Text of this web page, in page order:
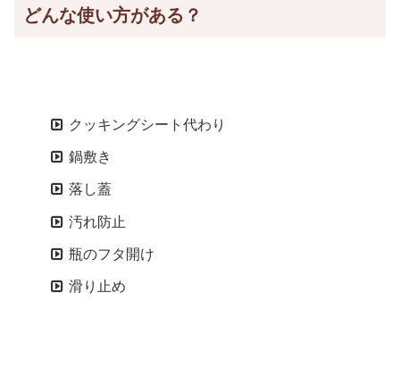
どんな使い方がある？
クッキングシート代わり
鍋敷き
落し蓋
汚れ防止
瓶のフタ開け
滑り止め